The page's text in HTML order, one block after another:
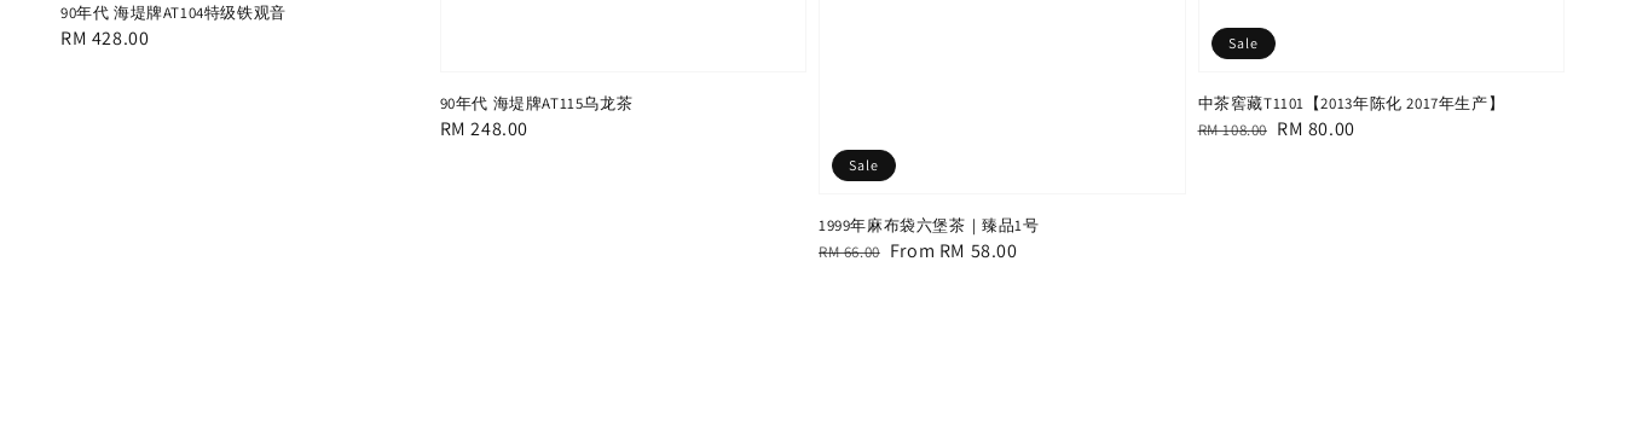
90年代 海堤牌AT104特级铁观音
Regular
RM 428.00
90年代 海堤牌AT115乌龙茶
Regular
RM 248.00
Sale
1999年麻布袋六堡茶｜臻品1号
Regular
RM 66.00 Sale
From RM 58.00
Sale
中茶窖藏T1101【2013年陈化 2017年生产】
Regular
RM 108.00 Sale
RM 80.00